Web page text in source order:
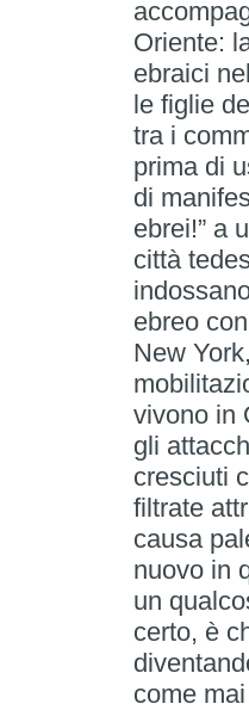
Oriente:
ebraici
le figlie
tra i
prima di
di
ebrei!” a
città
ebreo
New
vivono in
gli
cresciuti
filtrate
causa
nuovo in
un
certo, è
come